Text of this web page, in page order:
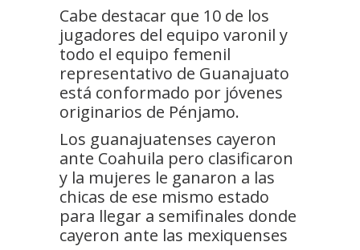
Cabe destacar que 10 de los
jugadores del equipo varonil y
todo el equipo femenil
representativo de Guanajuato
está conformado por jóvenes
originarios de Pénjamo.
Los guanajuatenses cayeron
ante Coahuila pero clasificaron
y la mujeres le ganaron a las
chicas de ese mismo estado
para llegar a semifinales donde
cayeron ante las mexiquenses